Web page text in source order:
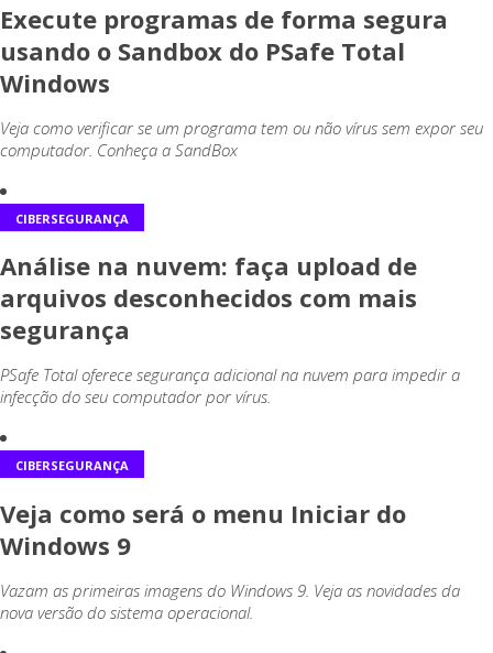
Execute programas de forma segura
usando o Sandbox do PSafe Total
Windows
Veja como verificar se um programa tem ou não vírus sem expor seu
computador. Conheça a SandBox
CIBERSEGURANÇA
Análise na nuvem: faça upload de
arquivos desconhecidos com mais
segurança
PSafe Total oferece segurança adicional na nuvem para impedir a
infecção do seu computador por vírus.
CIBERSEGURANÇA
Veja como será o menu Iniciar do
Windows 9
Vazam as primeiras imagens do Windows 9. Veja as novidades da
nova versão do sistema operacional.